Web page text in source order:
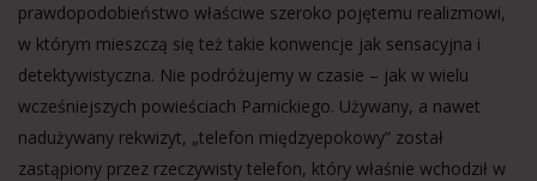
prawdopodobieństwo właściwe szeroko pojętemu realizmowi,
w którym mieszczą się też takie konwencje jak sensacyjna i
detektywistyczna. Nie podróżujemy w czasie – jak w wielu
wcześniejszych powieściach Parnickiego. Używany, a nawet
nadużywany rekwizyt, „telefon międzyepokowy” został
zastąpiony przez rzeczywisty telefon, który właśnie wchodził w